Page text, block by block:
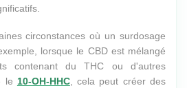
circonstances où un surdosage
lorsque le CBD est mélangé
contenant du THC ou d'autres
le 10-OH-HHC, cela peut créer des